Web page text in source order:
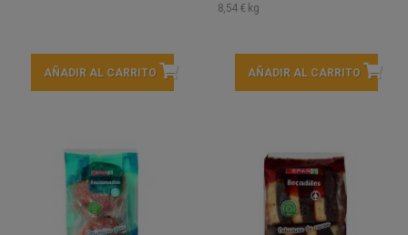
AÑADIR AL CARRITO
8,54 € kg
AÑADIR AL CARRITO